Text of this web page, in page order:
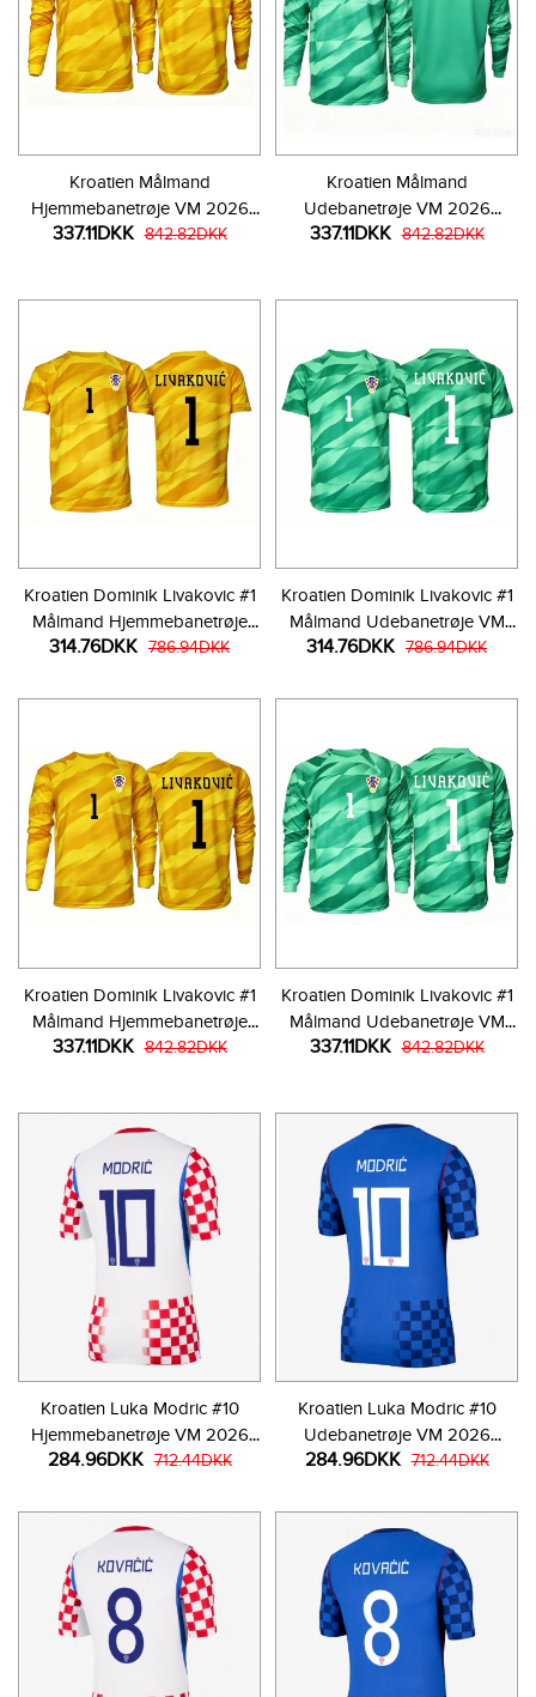
Kroatien Målmand
Hjemmebanetrøje VM 2026
Langærmet
337.11DKK 842.82DKK
Kroatien Målmand
Udebanetrøje VM 2026
Langærmet
337.11DKK 842.82DKK
Kroatien Dominik Livakovic #1
Målmand Hjemmebanetrøje
VM 2026 Kortærmet
314.76DKK 786.94DKK
Kroatien Dominik Livakovic #1
Målmand Udebanetrøje VM
2026 Kortærmet
314.76DKK 786.94DKK
Kroatien Dominik Livakovic #1
Målmand Hjemmebanetrøje
VM 2026 Langærmet
337.11DKK 842.82DKK
Kroatien Dominik Livakovic #1
Målmand Udebanetrøje VM
2026 Langærmet
337.11DKK 842.82DKK
Kroatien Luka Modric #10
Hjemmebanetrøje VM 2026
Kortærmet
284.96DKK 712.44DKK
Kroatien Luka Modric #10
Udebanetrøje VM 2026
Kortærmet
284.96DKK 712.44DKK